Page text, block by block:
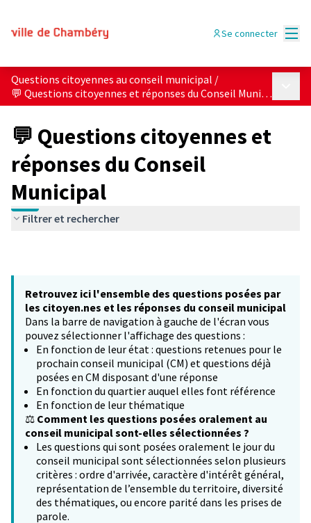
Se connecter
Questions citoyennes au conseil municipal /
💬 Questions citoyennes et réponses du Conseil Municipal
💬 Questions citoyennes et
réponses du Conseil
Municipal
Filtrer et rechercher
Retrouvez ici l'ensemble des questions posées par
les citoyen.nes et les réponses du conseil municipal
Dans la barre de navigation à gauche de l'écran vous
pouvez sélectionner l'affichage des questions :
En fonction de leur état : questions retenues pour le
prochain conseil municipal (CM) et questions déjà
posées en CM disposant d'une réponse
En fonction du quartier auquel elles font référence
En fonction de leur thématique
⚖️ Comment les questions posées oralement au
conseil municipal sont-elles sélectionnées ?
Les questions qui sont posées oralement le jour du
conseil municipal sont sélectionnées selon plusieurs
critères : ordre d'arrivée, caractère d'intérêt général,
représentation de l’ensemble du territoire, diversité
des thématiques, ou encore parité dans les prises de
parole.